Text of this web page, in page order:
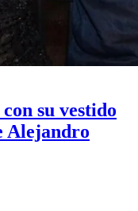
su vestido
Alejandro